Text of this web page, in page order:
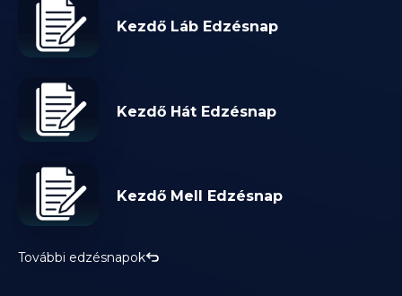
Kezdő Láb Edzésnap
Kezdő Hát Edzésnap
Kezdő Mell Edzésnap
További edzésnapok